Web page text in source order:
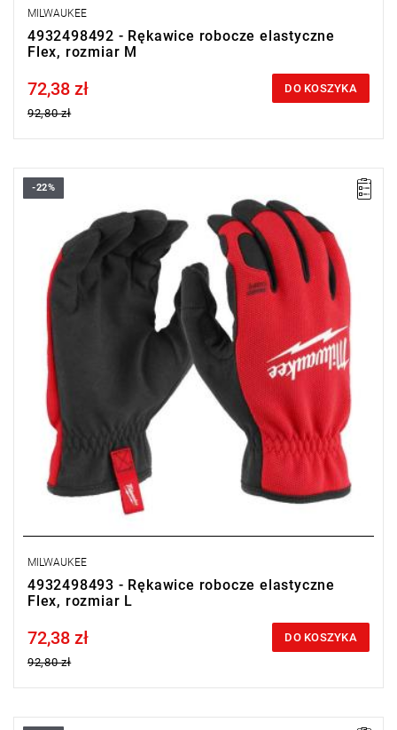
MILWAUKEE
4932498492 - Rękawice robocze elastyczne
Flex, rozmiar M
Price tax included
72,38 zł
92,80 zł
DO KOSZYKA
-22%
MILWAUKEE
4932498493 - Rękawice robocze elastyczne
Flex, rozmiar L
Price tax included
72,38 zł
92,80 zł
DO KOSZYKA